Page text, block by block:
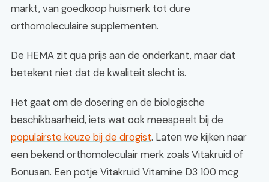
markt, van goedkoop huismerk tot dure
orthomoleculaire supplementen.
De HEMA zit qua prijs aan de onderkant, maar dat
betekent niet dat de kwaliteit slecht is.
Het gaat om de dosering en de biologische
beschikbaarheid, iets wat ook meespeelt bij de
populairste keuze bij de drogist. Laten we kijken naar
een bekend orthomoleculair merk zoals Vitakruid of
Bonusan. Een potje Vitakruid Vitamine D3 100 mcg